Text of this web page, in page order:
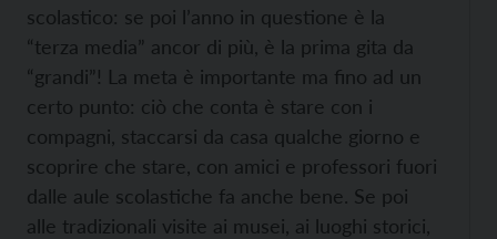
scolastico: se poi l’anno in questione è la
“terza media” ancor di più, è la prima gita da
“grandi”! La meta è importante ma fino ad un
certo punto: ciò che conta è stare con i
compagni, staccarsi da casa qualche giorno e
scoprire che stare, con amici e professori fuori
dalle aule scolastiche fa anche bene. Se poi
alle tradizionali visite ai musei, ai luoghi storici,